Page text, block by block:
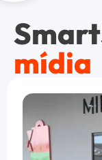
mídia